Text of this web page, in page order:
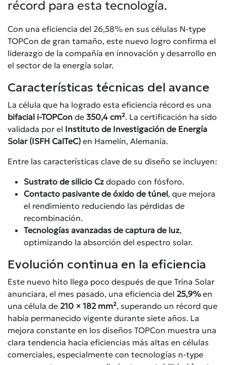
récord para esta tecnología.
Con una eficiencia del 26,58% en sus células N-type
TOPCon de gran tamaño, este nuevo logro confirma el
liderazgo de la compañía en innovación y desarrollo en
el sector de la energía solar.
Características técnicas del avance
La célula que ha logrado esta eficiencia récord es una
bifacial i-TOPCon de 350,4 cm². La certificación ha sido
validada por el Instituto de Investigación de Energía
Solar (ISFH CalTeC) en Hamelín, Alemania.
Entre las características clave de su diseño se incluyen:
Sustrato de silicio Cz dopado con fósforo.
Contacto pasivante de óxido de túnel, que mejora
el rendimiento reduciendo las pérdidas de
recombinación.
Tecnologías avanzadas de captura de luz,
optimizando la absorción del espectro solar.
Evolución continua en la eficiencia
Este nuevo hito llega poco después de que Trina Solar
anunciara, el mes pasado, una eficiencia del 25,9%en
una célula de 210 × 182 mm², superando un récord que
había permanecido vigente durante siete años. La
mejora constante en los diseños TOPCon muestra una
clara tendencia hacia eficiencias más altas en células
comerciales, especialmente con tecnologías n-type